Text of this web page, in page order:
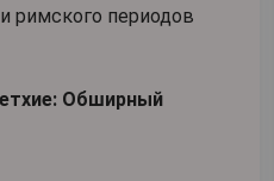
римского периодов
Обширный